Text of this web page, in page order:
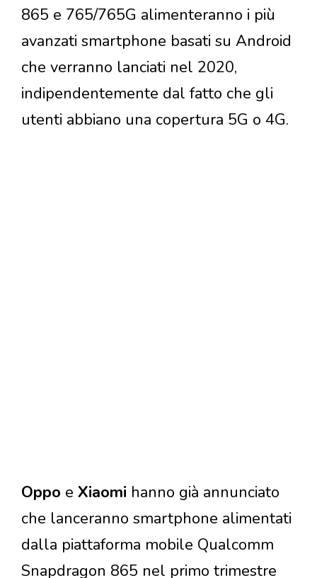
865 e 765/765G alimenteranno i più
avanzati smartphone basati su Android
che verranno lanciati nel 2020,
indipendentemente dal fatto che gli
utenti abbiano una copertura 5G o 4G.
Oppo e Xiaomi hanno già annunciato
che lanceranno smartphone alimentati
dalla piattaforma mobile Qualcomm
Snapdragon 865 nel primo trimestre